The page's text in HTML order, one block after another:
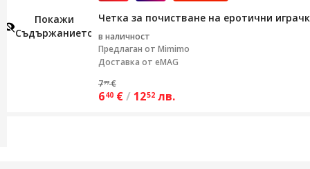
Покажи
Съдържанието
Четка за почистване на еротични
в наличност
Предлаган от Mimimo
Доставка от eMAG
777 €
640 €/ 1252 лв.